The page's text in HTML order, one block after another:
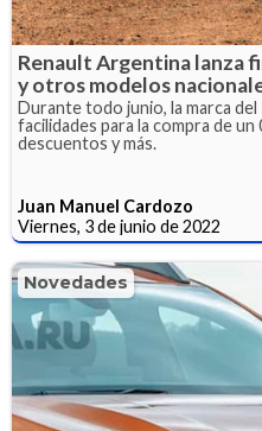
Renault Argentina lanza
y otros modelos
Durante todo junio, la marca
facilidades para la compra de
descuentos y más.
Juan Manuel Cardozo
Viernes, 3 de junio de 2022
Novedades